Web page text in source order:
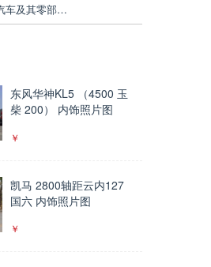
政策明确废旧汽车及其零部件进口限制条件
东风华神KL5 （4500 玉
柴 200） 内饰照片图
凯马 2800轴距云内127
国六 内饰照片图